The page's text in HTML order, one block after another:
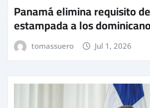
Panamá elimina requisito
estampada a los
tomassuero Jul 1, 2026